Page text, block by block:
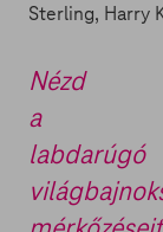
Sterling, Harry
Nézd
a
labdarúgó